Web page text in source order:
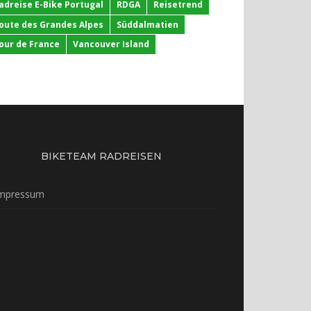
E-Bike Portugal
RDGA
Reisetrend
des Grandes Alpes
Süddalmatien
de France
Vancouver Island
BIKETEAM RADREISEN